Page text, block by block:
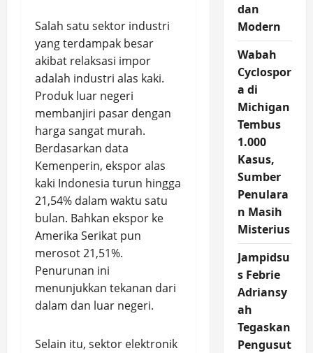
Salah satu sektor industri
yang terdampak besar
akibat relaksasi impor
adalah industri alas kaki.
Produk luar negeri
membanjiri pasar dengan
harga sangat murah.
Berdasarkan data
Kemenperin, ekspor alas
kaki Indonesia turun hingga
21,54% dalam waktu satu
bulan. Bahkan ekspor ke
Amerika Serikat pun
merosot 21,51%.
Penurunan ini
menunjukkan tekanan dari
dalam dan luar negeri.
Selain itu, sektor elektronik
dan
Modern
Wabah
Cyclospor
a di
Michigan
Tembus
1.000
Kasus,
Sumber
Penulara
n Masih
Misterius
Jampidsu
s Febrie
Adriansy
ah
Tegaskan
Pengusut